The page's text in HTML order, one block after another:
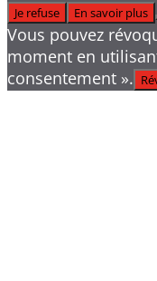
Je refuse
En savoir plus
Vous pouvez
moment en
consentement ».